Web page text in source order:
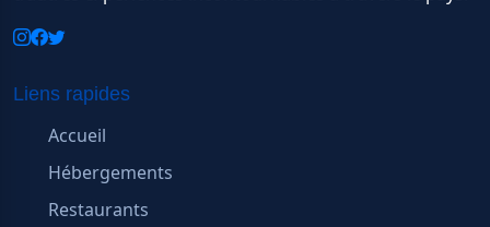
Liens rapides
Accueil
Hébergements
Restaurants